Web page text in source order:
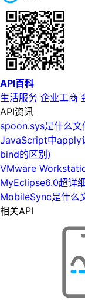
API百科
生活服务 企业工商
API资讯
spoon.sys是什么
JavaScript中apply
bind的区别)
VMware
MyEclipse6.0超详
MobileSync是什么
相关API